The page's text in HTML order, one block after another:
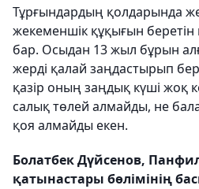
Тұрғындардың қолдарында
жекеменшік құқығын беретін
бар. Осыдан 13 жыл бұрын
жерді қалай заңдастырып
қазір оның заңдық күші жоқ
салық төлей алмайды, не
қоя алмайды екен.
Болатбек Дүйсенов,
қатынастары бөлімінің